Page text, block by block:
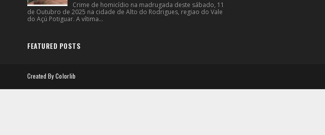
Crime de homicídio na madrugada deste sábado, 11
de Outubro de 2025 na cidade de Alto do Rodrigues, regiao do Vale
do Açú Potiguar. A vítima...
FEATURED POSTS
Created ByColorlib